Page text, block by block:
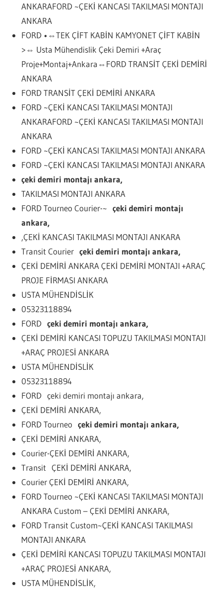
ANKARAFORD ~ÇEKİ KANCASI TAKILMASI MONTAJI
ANKARA
FORD •⇔TEK ÇİFT KABİN KAMYONET ÇİFT KABİN
>⇔ Usta Mühendislik Çeki Demiri +Araç
Proje+Montaj+Ankara⇔FORD TRANSİT ÇEKİ DEMİRİ
ANKARA
FORD TRANSİT ÇEKİ DEMİRİ ANKARA
FORD ~ÇEKİ KANCASI TAKILMASI MONTAJI
ANKARAFORD ~ÇEKİ KANCASI TAKILMASI MONTAJI
ANKARA
FORD ~ÇEKİ KANCASI TAKILMASI MONTAJI ANKARA
FORD ~ÇEKİ KANCASI TAKILMASI MONTAJI ANKARA
çeki demiri montajı ankara,
TAKILMASI MONTAJI ANKARA
FORD Tourneo Courier-~ çeki demiri montajı
ankara,
,ÇEKİ KANCASI TAKILMASI MONTAJI ANKARA
Transit Courierçeki demiri montajı ankara,
ÇEKİ DEMİRİ ANKARA ÇEKİ DEMİRİ MONTAJI +ARAÇ
PROJE FİRMASI ANKARA
USTA MÜHENDİSLİK
05323118894
FORDçeki demiri montajı ankara,
ÇEKİ DEMİRİ KANCASI TOPUZU TAKILMASI MONTAJI
+ARAÇ PROJESİ ANKARA
USTA MÜHENDİSLİK
05323118894
FORD çeki demiri montajı ankara,
ÇEKİ DEMİRİ ANKARA,
FORD Tourneo çeki demiri montajı ankara,
ÇEKİ DEMİRİ ANKARA,
Courier-ÇEKİ DEMİRİ ANKARA,
Transit ÇEKİ DEMİRİ ANKARA,
Courier ÇEKİ DEMİRİ ANKARA,
FORD Tourneo ~ÇEKİ KANCASI TAKILMASI MONTAJI
ANKARA Custom – ÇEKİ DEMİRİ ANKARA,
FORD Transit Custom~ÇEKİ KANCASI TAKILMASI
MONTAJI ANKARA
ÇEKİ DEMİRİ KANCASI TOPUZU TAKILMASI MONTAJI
+ARAÇ PROJESİ ANKARA,
USTA MÜHENDİSLİK,